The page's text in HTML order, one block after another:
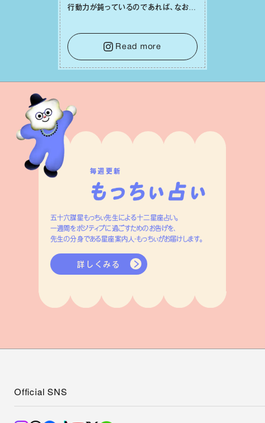
⾏動⼒が鈍っているのであれば、なおさ
を踏み出すのに役⽴つはず。また、広い
意味での「癒し」や「治療」が必要な⽇で
もあり、特に⼈間関係の改善は課題の⼀
つです。
Read more
毎週更新
五十六謀星もっちぃ先生による十二星座占い。
一週間をポジティブに過ごすためのお告げを、
先生の分身である星座案内人・もっちぃがお届けします。
詳しくみる
Official SNS